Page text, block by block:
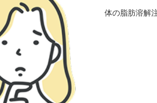
体の脂肪溶解